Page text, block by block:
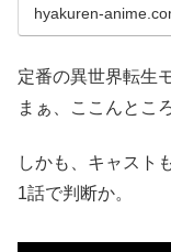
hyakuren-
定番の異世界転生
まぁ、ここんとこ
しかも、キャスト
1話で判断か。